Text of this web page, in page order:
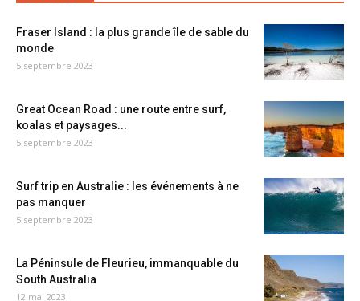
Fraser Island : la plus grande île de sable du
monde
5 septembre 2023
Great Ocean Road : une route entre surf,
koalas et paysages...
5 septembre 2023
Surf trip en Australie : les événements à ne
pas manquer
5 septembre 2023
La Péninsule de Fleurieu, immanquable du
South Australia
12 mai 2023